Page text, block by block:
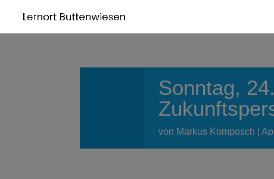
Sonntag,
von Markus Komposch